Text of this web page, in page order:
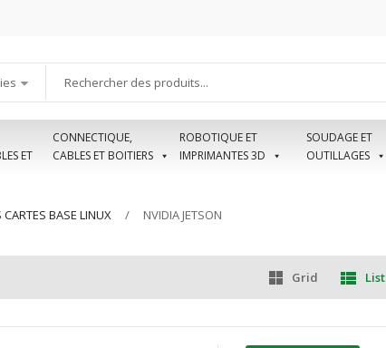
ET
CONNECTIQUE,
CABLES ET BOITIERS
ROBOTIQUE ET
IMPRIMANTES 3D
SOUDAGE ET
OUTILLAGES
CARTES BASE LINUX NVIDIA JETSON
Grid List